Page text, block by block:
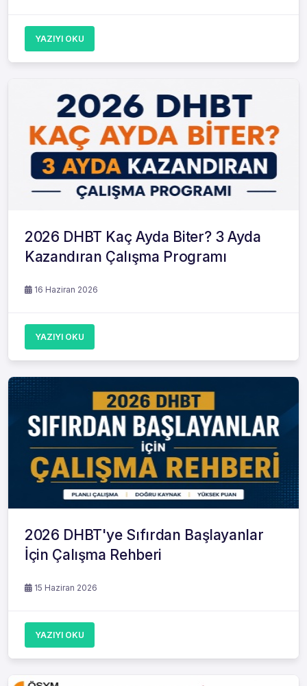
YAZIYI OKU
2026 DHBT Kaç Ayda Biter? 3 Ayda
Kazandıran Çalışma Programı
16 Haziran 2026
YAZIYI OKU
2026 DHBT'ye Sıfırdan Başlayanlar
İçin Çalışma Rehberi
15 Haziran 2026
YAZIYI OKU